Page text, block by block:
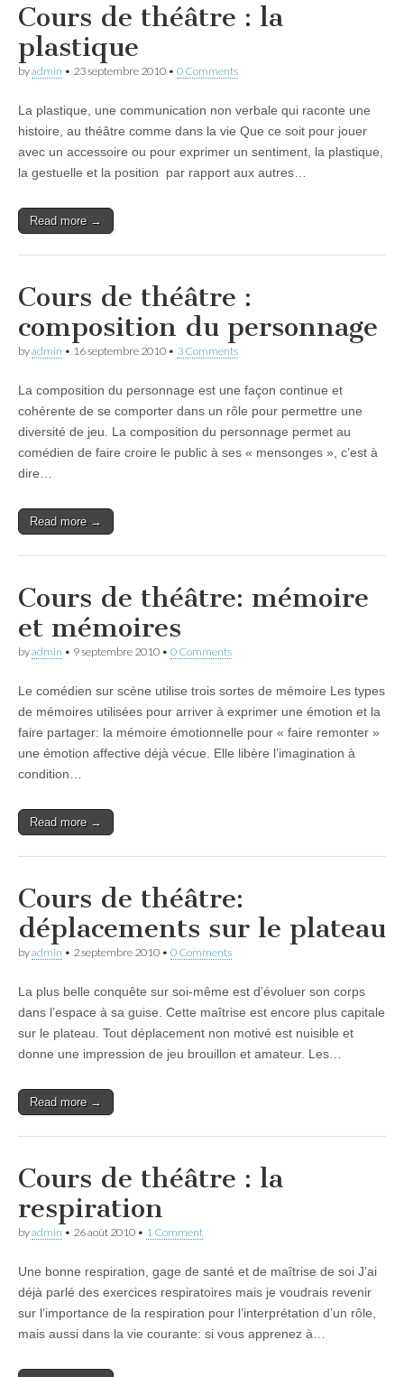
Cours de théâtre : la
plastique
byadmin • 23 septembre 2010 • 0 Comments
La plastique, une communication non verbale qui raconte une
histoire, au théâtre comme dans la vie Que ce soit pour jouer
avec un accessoire ou pour exprimer un sentiment, la plastique,
la gestuelle et la position par rapport aux autres…
Read more →
Cours de théâtre :
composition du personnage
byadmin • 16 septembre 2010 • 3 Comments
La composition du personnage est une façon continue et
cohérente de se comporter dans un rôle pour permettre une
diversité de jeu. La composition du personnage permet au
comédien de faire croire le public à ses « mensonges », c’est à
dire…
Read more →
Cours de théâtre: mémoire
et mémoires
byadmin • 9 septembre 2010 • 0 Comments
Le comédien sur scène utilise trois sortes de mémoire Les types
de mémoires utilisées pour arriver à exprimer une émotion et la
faire partager: la mémoire émotionnelle pour « faire remonter »
une émotion affective déjà vécue. Elle libère l’imagination à
condition…
Read more →
Cours de théâtre:
déplacements sur le plateau
byadmin • 2 septembre 2010 • 0 Comments
La plus belle conquête sur soi-même est d’évoluer son corps
dans l’espace à sa guise. Cette maîtrise est encore plus capitale
sur le plateau. Tout déplacement non motivé est nuisible et
donne une impression de jeu brouillon et amateur. Les…
Read more →
Cours de théâtre : la
respiration
byadmin • 26 août 2010 • 1 Comment
Une bonne respiration, gage de santé et de maîtrise de soi J’ai
déjà parlé des exercices respiratoires mais je voudrais revenir
sur l’importance de la respiration pour l’interprétation d’un rôle,
mais aussi dans la vie courante: si vous apprenez à…